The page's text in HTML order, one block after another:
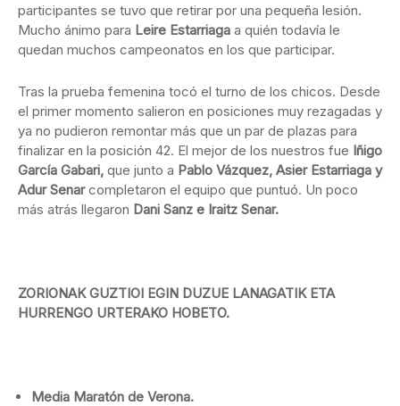
participantes se tuvo que retirar por una pequeña lesión.
Mucho ánimo para Leire Estarriaga a quién todavía le
quedan muchos campeonatos en los que participar.
Tras la prueba femenina tocó el turno de los chicos. Desde
el primer momento salieron en posiciones muy rezagadas y
ya no pudieron remontar más que un par de plazas para
finalizar en la posición 42. El mejor de los nuestros fue Iñigo
García Gabari, que junto a Pablo Vázquez, Asier Estarriaga y
Adur Senarcompletaron el equipo que puntuó. Un poco
más atrás llegaron Dani Sanz e Iraitz Senar.
ZORIONAK GUZTIOI EGIN DUZUE LANAGATIK ETA
HURRENGO URTERAKO HOBETO.
Media Maratón de Verona.